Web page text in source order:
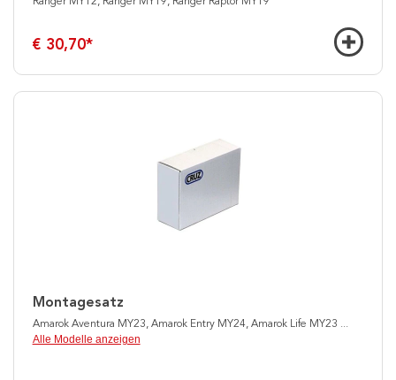
€ 30,70*
Montagesatz
Amarok Aventura MY23, Amarok Entry MY24, Amarok Life MY23 ...
Alle Modelle anzeigen